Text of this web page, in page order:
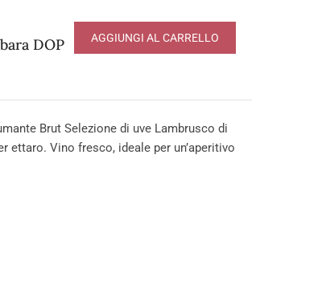
DOP AGGIUNGI AL CARRELLO
Brut Selezione di uve Lambrusco di
ettaro. Vino fresco, ideale per un’aperitivo